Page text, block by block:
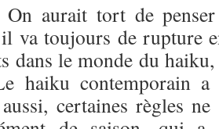
On aurait tort de
va toujours de rupture
dans le monde du
haiku contemporain a
certaines règles